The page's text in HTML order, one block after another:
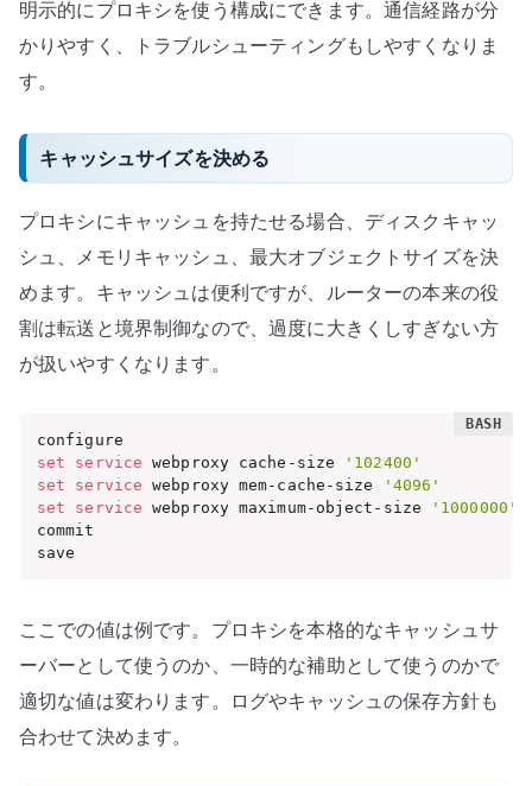
明示的にプロキシを使う構成にできます。通信経路が分
かりやすく、トラブルシューティングもしやすくなりま
す。
キャッシュサイズを決める
プロキシにキャッシュを持たせる場合、ディスクキャッ
シュ、メモリキャッシュ、最大オブジェクトサイズを決
めます。キャッシュは便利ですが、ルーターの本来の役
割は転送と境界制御なので、過度に大きくしすぎない方
が扱いやすくなります。
set
service webproxy cache-size
'102400'
set
service webproxy mem-cache-size
'4096'
set
service webproxy maximum-object-size
'1000000'
commit
save
ここでの値は例です。プロキシを本格的なキャッシュサ
ーバーとして使うのか、一時的な補助として使うのかで
適切な値は変わります。ログやキャッシュの保存方針も
合わせて決めます。